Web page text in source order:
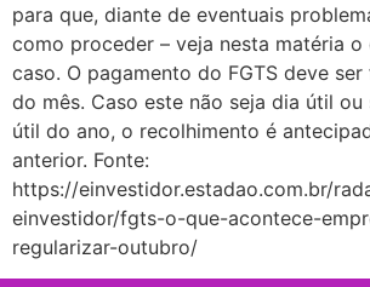
para que, diante de eventuais
como proceder – veja nesta matéria o
caso. O pagamento do FGTS deve
do mês. Caso este não seja dia útil
útil do ano, o recolhimento é
anterior. Fonte:
https://einvestidor.estadao.com.br/
einvestidor/fgts-o-que-acontece-
regularizar-outubro/